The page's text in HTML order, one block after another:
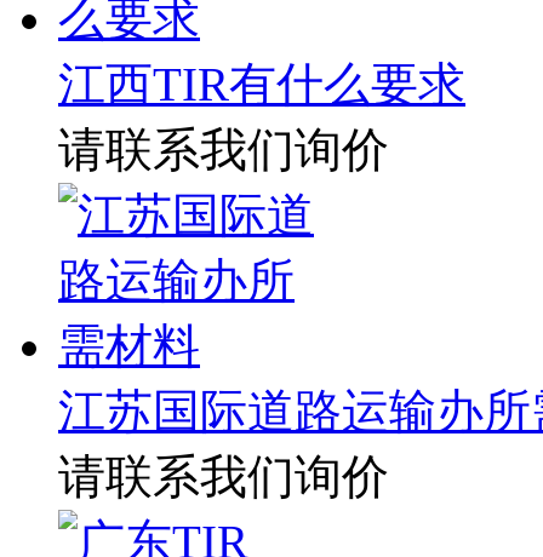
江西TIR有什么要求
请联系我们询价
江苏国际道路运输办
请联系我们询价